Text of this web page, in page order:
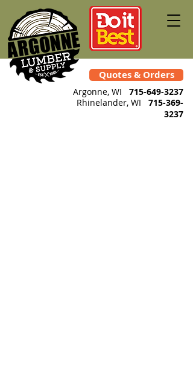
Quotes & Orders
Argonne, WI
715-649-3237
Rhinelander, WI
715-369-
3237